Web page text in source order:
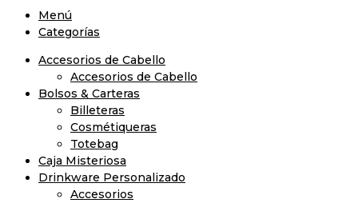
Menú
Categorías
Accesorios de Cabello
Accesorios de Cabello
Bolsos & Carteras
Billeteras
Cosmétiqueras
Totebag
Caja Misteriosa
Drinkware Personalizado
Accesorios